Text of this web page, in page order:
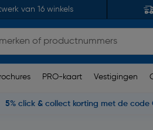
van 16 winkels
PRO-kaart Vestigingen
5% click & collect korting met de code